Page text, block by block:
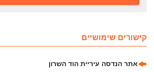
קישורים שימושיים
אתר הנדסה עיריית הוד השרון